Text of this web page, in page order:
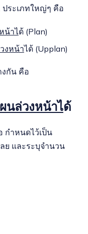
ประเภทใหญ่ๆ คือ
น้าได้ (Plan)
งหน้าได้ (Upplan)
งกัน คือ
นล่วงหน้าได้
กำหนดไว้เป็น
ย และระบุจำนวน